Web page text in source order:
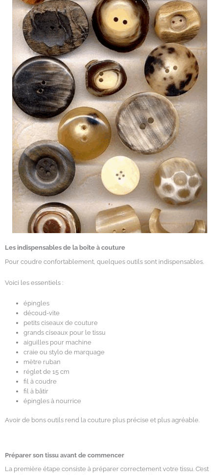
Les indispensables de la boîte à couture
Pour coudre confortablement, quelques outils sont indispensables.
Voici les essentiels :
épingles
découd-vite
petits ciseaux de couture
grands ciseaux pour le tissu
aiguilles pour machine
craie ou stylo de marquage
mètre ruban
réglet de 15 cm
fil à coudre
fil à bâtir
épingles à nourrice
Avoir de bons outils rend la couture plus précise et plus agréable.
Préparer son tissu avant de commencer
La première étape consiste à préparer correctement votre tissu. C’est